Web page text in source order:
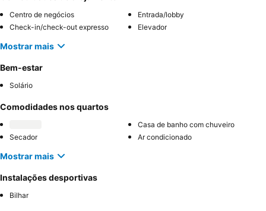
Centro de negócios
Entrada/lobby
Check-in/check-out expresso
Elevador
Mostrar mais
Bem-estar
Solário
Comodidades nos quartos
Casa de banho com chuveiro
Secador
Ar condicionado
Mostrar mais
Instalações desportivas
Bilhar